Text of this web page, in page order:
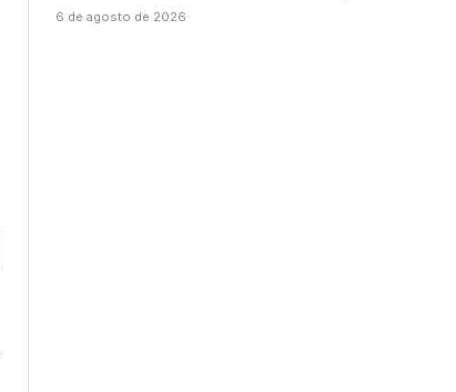
6 de agosto de 2026